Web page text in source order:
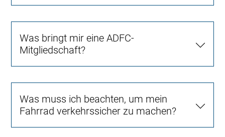
Was bringt mir eine ADFC-
Mitgliedschaft?
Was muss ich beachten, um mein
Fahrrad verkehrssicher zu machen?